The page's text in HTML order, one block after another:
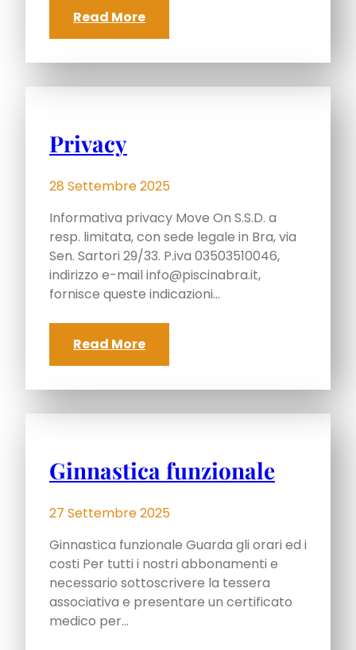
Read More
Privacy
28 Settembre 2025
Informativa privacy Move On S.S.D. a
resp. limitata, con sede legale in Bra, via
Sen. Sartori 29/33. P.iva 03503510046,
indirizzo e-mail info@piscinabra.it,
fornisce queste indicazioni…
Read More
Ginnastica funzionale
27 Settembre 2025
Ginnastica funzionale Guarda gli orari ed i
costi Per tutti i nostri abbonamenti e
necessario sottoscrivere la tessera
associativa e presentare un certificato
medico per…